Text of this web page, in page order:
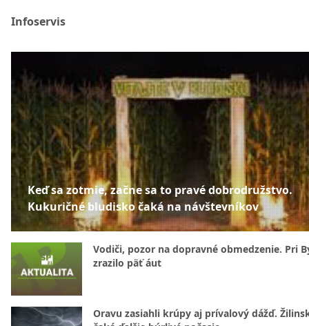
Infoservis
Keď sa zotmie, začne sa to pravé dobrodružstvo.
Kukuričné bludisko čaká na návštevníkov
Vodiči, pozor na dopravné obmedzenie. Pri
zrazilo päť áut
Oravu zasiahli krúpy aj prívalový dážď.